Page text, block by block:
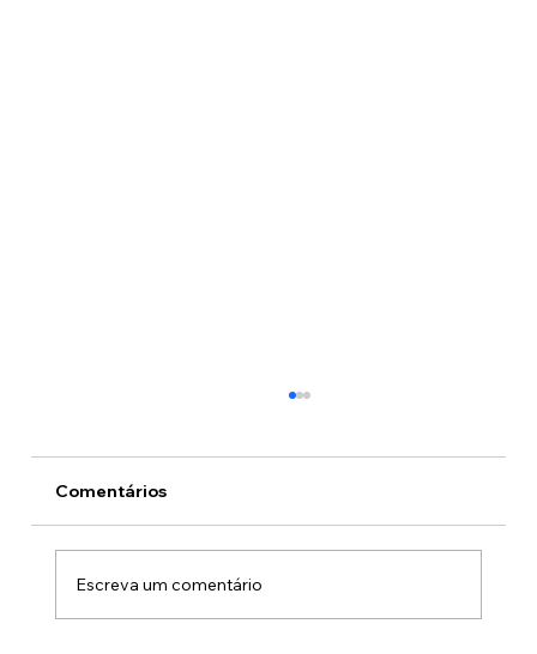
O preço do crime
Comentários
Escreva um comentário